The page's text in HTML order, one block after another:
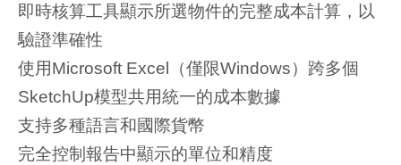
即時核算工具顯示所選物件的完整成本計算，以
驗證準確性
使用Microsoft Excel（僅限Windows）跨多個
SketchUp模型共用統一的成本數據
支持多種語言和國際貨幣
完全控制報告中顯示的單位和精度